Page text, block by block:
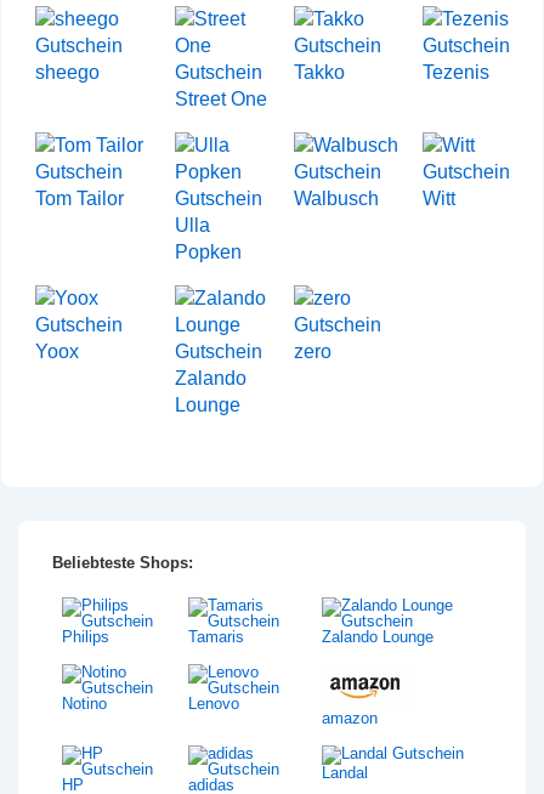
sheego
Street One
Takko Tezenis
Tom Tailor
Ulla
Popken
Walbusch Witt
Yoox
Zalando
Lounge
zero
Beliebteste Shops:
Philips Tamaris Zalando Lounge
Notino
Lenovo
amazon
HP adidas
Landal